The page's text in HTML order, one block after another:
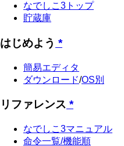
なでしこ3トップ
貯蔵庫
はじめよう *
簡易エディタ
ダウンロード/OS別
リファレンス *
なでしこ3マニュアル
命令一覧/機能順